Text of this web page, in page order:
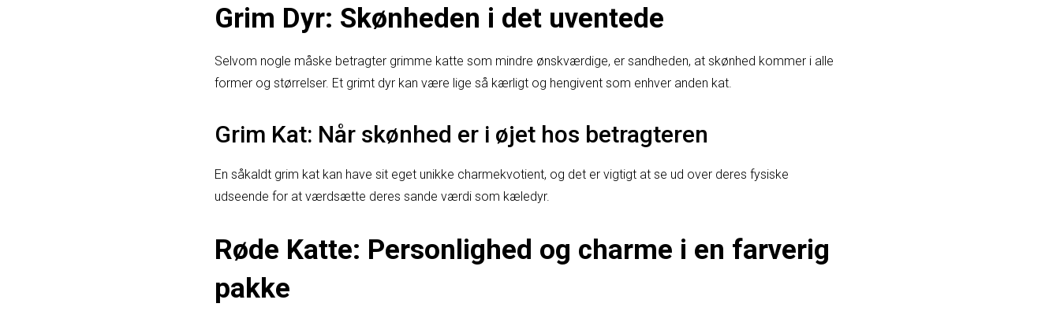
Grim Dyr: Skønheden i det uventede
Selvom nogle måske betragter grimme katte som mindre ønskværdige, er sandheden, at skønhed kommer i alle
former og størrelser. Et grimt dyr kan være lige så kærligt og hengivent som enhver anden kat.
Grim Kat: Når skønhed er i øjet hos betragteren
En såkaldt grim kat kan have sit eget unikke charmekvotient, og det er vigtigt at se ud over deres fysiske
udseende for at værdsætte deres sande værdi som kæledyr.
Røde Katte: Personlighed og charme i en farverig
pakke